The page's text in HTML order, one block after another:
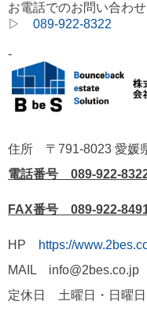
お電話でのお問い合わ
▷ 089-922-8322
-
住所 〒791-8023 愛媛
電話番号 089-922-
FAX番号 089-922-
HP
https://
MAIL info@2bes.co.jp
定休日 土曜日・日曜日